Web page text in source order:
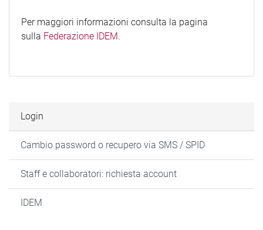
Per maggiori informazioni consulta la pagina
sulla Federazione IDEM.
Login
Cambio password o recupero via SMS / SPID
Staff e collaboratori: richiesta account
IDEM